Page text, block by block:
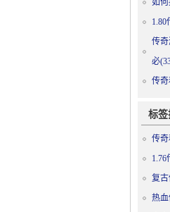
如
传
必
传
标签
传
1.76
复
热